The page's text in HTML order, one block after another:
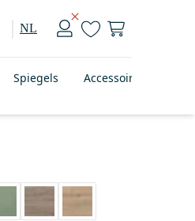
NL
Spiegels Accessoires